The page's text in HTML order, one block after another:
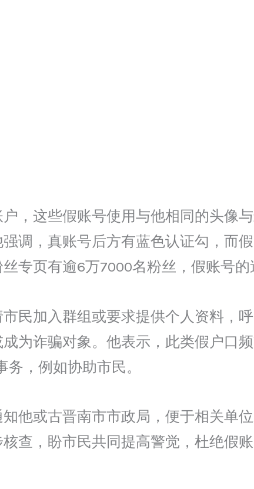
，这些假账号使用与他相同的头像
调，真账号后方有蓝色认证勾，而
专页有逾6万7000名粉丝，假账号的
民加入群组或要求提供个人资料，
为诈骗对象。他表示，此类假户口
，例如协助市民。
他或古晋南市市政局，便于相关单
查，盼市民共同提高警觉，杜绝假账